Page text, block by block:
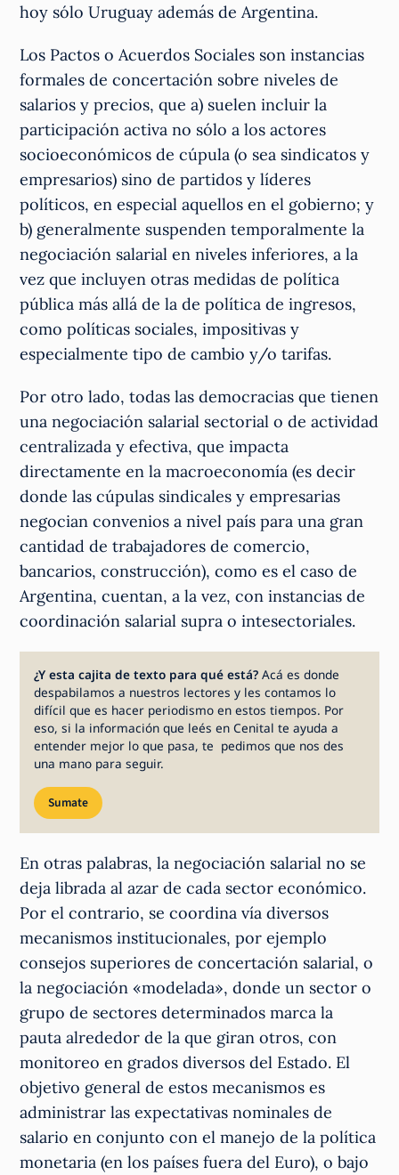
hoy sólo Uruguay además de Argentina.
Los Pactos o Acuerdos Sociales son instancias
formales de concertación sobre niveles de
salarios y precios, que a) suelen incluir la
participación activa no sólo a los actores
socioeconómicos de cúpula (o sea sindicatos y
empresarios) sino de partidos y líderes
políticos, en especial aquellos en el gobierno; y
b) generalmente suspenden temporalmente la
negociación salarial en niveles inferiores, a la
vez que incluyen otras medidas de política
pública más allá de la de política de ingresos,
como políticas sociales, impositivas y
especialmente tipo de cambio y/o tarifas.
Por otro lado, todas las democracias que tienen
una negociación salarial sectorial o de actividad
centralizada y efectiva, que impacta
directamente en la macroeconomía (es decir
donde las cúpulas sindicales y empresarias
negocian convenios a nivel país para una gran
cantidad de trabajadores de comercio,
bancarios, construcción), como es el caso de
Argentina, cuentan, a la vez, con instancias de
coordinación salarial supra o intesectoriales.
¿Y esta cajita de texto para qué está?Acá es donde
despabilamos a nuestros lectores y les contamos lo
difícil que es hacer periodismo en estos tiempos. Por
eso, si la información que leés en Cenital te ayuda a
entender mejor lo que pasa, te pedimos que nos des
una mano para seguir.
Sumate
En otras palabras, la negociación salarial no se
deja librada al azar de cada sector económico.
Por el contrario, se coordina vía diversos
mecanismos institucionales, por ejemplo
consejos superiores de concertación salarial, o
la negociación «modelada», donde un sector o
grupo de sectores determinados marca la
pauta alrededor de la que giran otros, con
monitoreo en grados diversos del Estado. El
objetivo general de estos mecanismos es
administrar las expectativas nominales de
salario en conjunto con el manejo de la política
monetaria (en los países fuera del Euro), o bajo